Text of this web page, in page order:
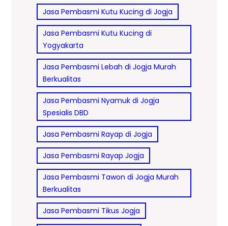
Jasa Pembasmi Kutu Kucing di Jogja
Jasa Pembasmi Kutu Kucing di
Yogyakarta
Jasa Pembasmi Lebah di Jogja Murah
Berkualitas
Jasa Pembasmi Nyamuk di Jogja
Spesialis DBD
Jasa Pembasmi Rayap di Jogja
Jasa Pembasmi Rayap Jogja
Jasa Pembasmi Tawon di Jogja Murah
Berkualitas
Jasa Pembasmi Tikus Jogja